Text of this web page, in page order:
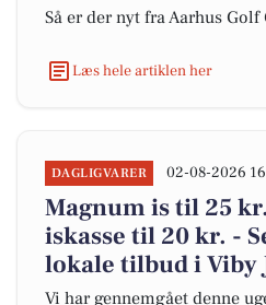
Så er der nyt fra Aarhus Golf
Læs hele artiklen her
DAGLIGVARER 02-08-2026
Magnum is til 25
iskasse til 20 kr. -
lokale tilbud i Viby
Vi har gennemgået denne